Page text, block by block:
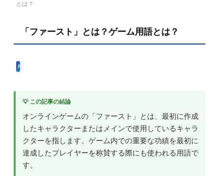
とは？
「ファースト」とは？ゲーム用語とは？
FPS用語
💡 この記事の結論
オンラインゲームの「ファースト」とは、最初に作成
したキャラクターまたはメインで使用しているキャラ
クターを指します。ゲーム内での重要な功績を最初に
達成したプレイヤーを称賛する際にも使われる用語で
す。